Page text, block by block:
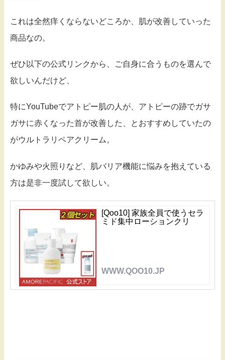
これは全然痒くならないどころか、肌が改善していった
商品なの。
ぜひ以下の公式リンクから、ご自身に合うものを選んで
欲しいんだけど、
特にYouTubeでアトピー肌の人が、アトピーの跡でガサ
ガサに赤くなった首が改善した、とおすすめしていたの
がウルトラリペアクリーム。
かゆみや火照りなど、肌バリア機能に悩みを抱えている
方は是非一度試して欲しい。
[Qoo10] 家族全員で使うセラ
ミド集中ローションクリ
WWW.QOO10.JP